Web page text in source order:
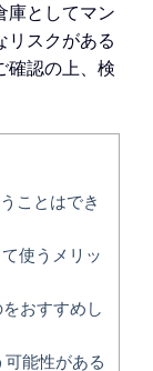
庫としてマン
リスクがある
確認の上、検
ことはでき
使うメリッ
おすすめし
能性がある